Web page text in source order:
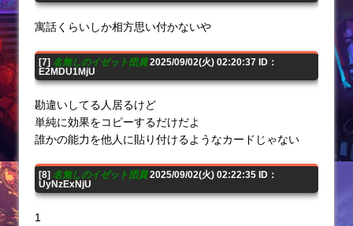
寓話くらいしか相方思い付かないや
[7] 名無しのイゼット団員2025/09/02(火) 02:20:37 ID：
E2MDU1MjU
勘違いしてる人居るけど
単純に効果をコピーするだけだよ
誰かの能力を他人に貼り付けるようなカードじゃない
[8] 名無しのイゼット団員2025/09/02(火) 02:22:35 ID：
UyNzExNjU
1